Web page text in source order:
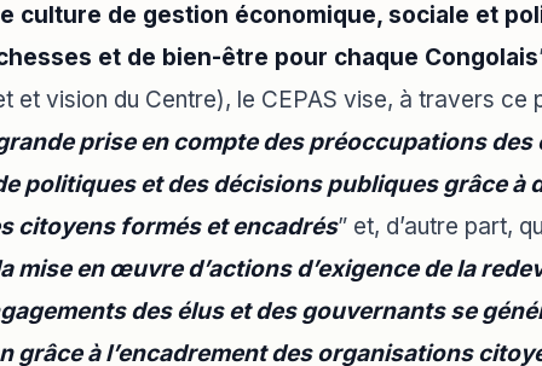
culture de gestion économique, sociale et
et de bien-être pour chaque Congolais
et vision du Centre), le CEPAS vise, à travers ce
prise en compte des préoccupations des
politiques et des décisions publiques grâce à
citoyens formés et encadrés” et, d’autre part,
mise en œuvre d’actions d’exigence de la
des élus et des gouvernants se
grâce à l’encadrement des organisations